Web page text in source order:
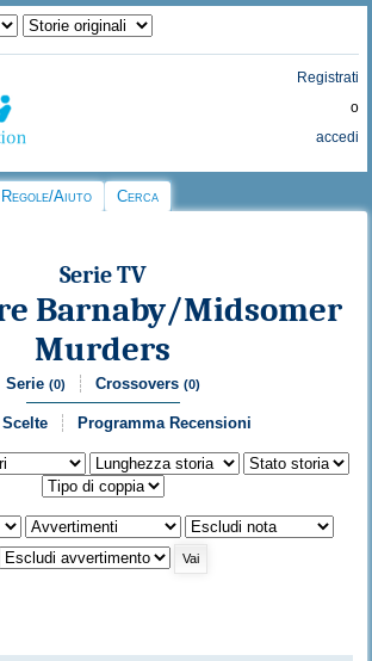
Registrati
o
accedi
Regole/Aiuto Cerca
Serie TV
Barnaby/Midsomer
Murders
Serie (0) Crossovers (0)
Programma Recensioni